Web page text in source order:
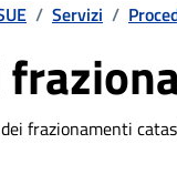
/ Servizi /
dei frazionamenti